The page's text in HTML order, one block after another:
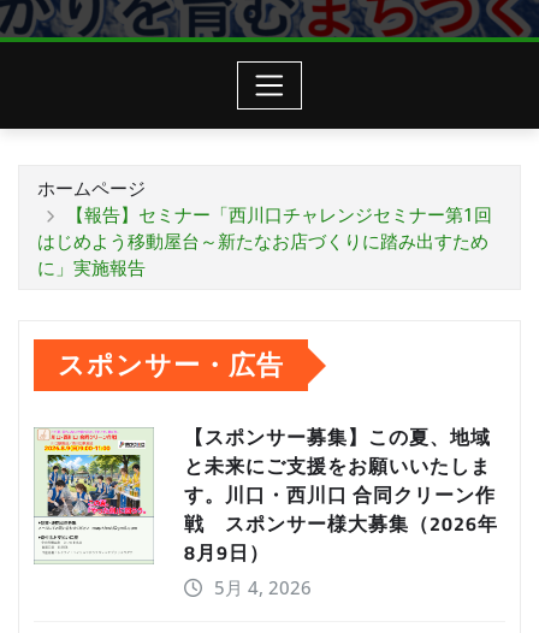
ホームページ
【報告】セミナー「西川口チャレンジセミナー第1回
はじめよう移動屋台～新たなお店づくりに踏み出すため
に」実施報告
スポンサー・広告
【スポンサー募集】この夏、地域
と未来にご支援をお願いいたしま
す。川口・西川口 合同クリーン作
戦 スポンサー様大募集（2026年
8月9日）
5月 4, 2026